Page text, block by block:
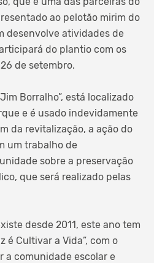
ao pelotão mirim do
desenvolve atividades de
do plantio com os
de setembro.
Borralho”, está localizado
e é usado indevidamente
da revitalização, a ação do
um trabalho de
sobre a preservação
que será realizado pelas
desde 2011, este ano tem
é Cultivar a Vida”, com o
a comunidade escolar e